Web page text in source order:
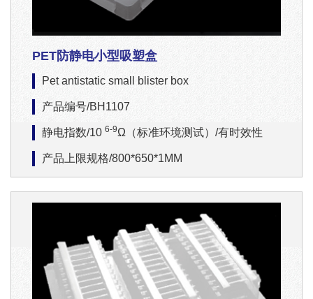
PET防静电小型吸塑盒
Pet antistatic small blister box
产品编号/BH1107
静电指数/10 6-9Ω（标准环境测试）/有时效性
产品上限规格/800*650*1MM